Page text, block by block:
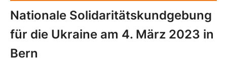
Nationale Solidaritätskundgebung
für die Ukraine am 4. März 2023 in
Bern